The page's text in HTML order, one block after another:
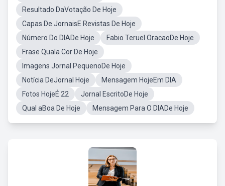
Resultado DaVotação De Hoje
Capas De JornaisE Revistas De Hoje
Número Do DIADe Hoje
Fabio Teruel OracaoDe Hoje
Frase Quala Cor De Hoje
Imagens Jornal PequenoDe Hoje
Notícia DeJornal Hoje
Mensagem HojeEm DIA
Fotos HojeÉ 22
Jornal EscritoDe Hoje
Qual aBoa De Hoje
Mensagem Para O DIADe Hoje